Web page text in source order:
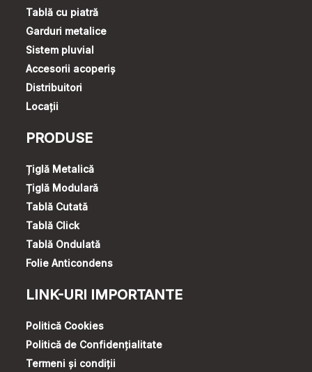
Tablă cu piatră
Garduri metalice
Sistem pluvial
Accesorii acoperiș
Distribuitori
Locații
PRODUSE
Țiglă Metalică
Țiglă Modulară
Tablă Cutată
Tablă Click
Tablă Ondulată
Folie Anticondens
LINK-URI IMPORTANTE
Politică Cookies
Politică de Confidențialitate
Termeni și condiții